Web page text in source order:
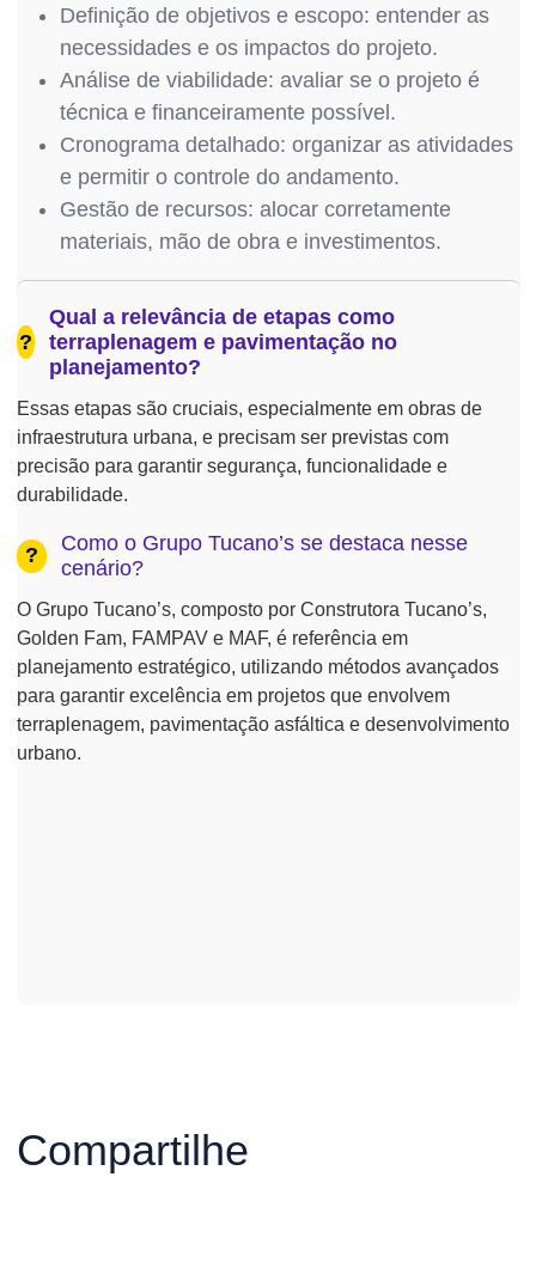
Definição de objetivos e escopo: entender as
necessidades e os impactos do projeto.
Análise de viabilidade: avaliar se o projeto é
técnica e financeiramente possível.
Cronograma detalhado: organizar as atividades
e permitir o controle do andamento.
Gestão de recursos: alocar corretamente
materiais, mão de obra e investimentos.
?
Qual a relevância de etapas como
terraplenagem e pavimentação no
planejamento?
Essas etapas são cruciais, especialmente em obras de
infraestrutura urbana, e precisam ser previstas com
precisão para garantir segurança, funcionalidade e
durabilidade.
?
Como o Grupo Tucano’s se destaca nesse
cenário?
O Grupo Tucano’s, composto por Construtora Tucano’s,
Golden Fam, FAMPAV e MAF, é referência em
planejamento estratégico, utilizando métodos avançados
para garantir excelência em projetos que envolvem
terraplenagem, pavimentação asfáltica e desenvolvimento
urbano.
Compartilhe